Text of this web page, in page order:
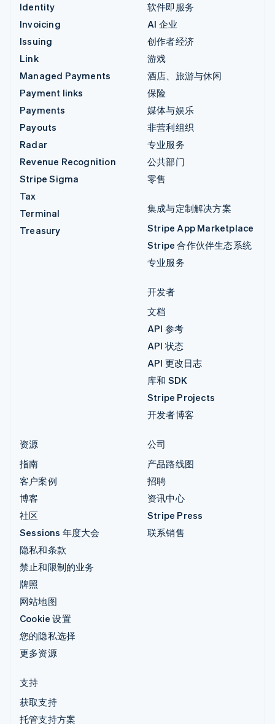
Identity
Invoicing
Issuing
Link
Managed Payments
Payment links
Payments
Payouts
Radar
Revenue Recognition
Stripe Sigma
Tax
Terminal
Treasury
软件即服务
AI 企业
创作者经济
游戏
酒店、旅游与休闲
保险
媒体与娱乐
非营利组织
专业服务
公共部门
零售
集成与定制解决方案
Stripe App Marketplace
Stripe 合作伙伴生态系统
专业服务
开发者
文档
API 参考
API 状态
API 更改日志
库和 SDK
Stripe Projects
开发者博客
资源
指南
客户案例
博客
社区
Sessions 年度大会
隐私和条款
禁止和限制的业务
牌照
网站地图
Cookie 设置
您的隐私选择
更多资源
公司
产品路线图
招聘
资讯中心
Stripe Press
联系销售
支持
获取支持
托管支持方案